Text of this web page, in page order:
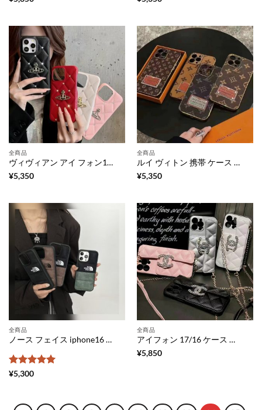
全商品
ヴィヴィアン アイ フォン17/16 ケース スマホ レザー ケース iphone16plus/16pro キルティング ケース iphone17promax/16promax ケース 人気 ブランド 女子 携帯カバー ハイブランド
¥5,350
全商品
ルイ ヴィトン 携帯 ケース iphone17 ケース おしゃれ メンズ iphone17air/16plus ケース ビジネス ブランド ヴィトン 風 iphone16promax/15 ケース スマホケース ハイブランド 安い
¥5,350
全商品
ノース フェイス iphone16 ケース ダウン iphone16pro/16promax ケース メンズ ブランド アイホン ケース 流行り アイフォン15/14 ケース 韓国 人気 north face スマホカバー
5段階中
¥5,300
全商品
アイフォン 17/16 ケース ハイ ブランド iphone17pro/16pro/15pro ケース シャネル パロディ スマホ ショルダー ストラップ ブランド iphone16promax/15/14 ケース カード 収納 背面 スマホケース 大人 女子 人気
¥5,850